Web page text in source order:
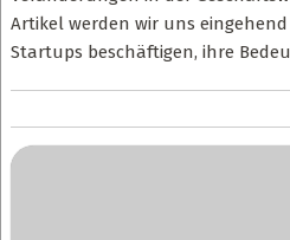
Artikel werden wir uns
Startups beschäftigen, ihre